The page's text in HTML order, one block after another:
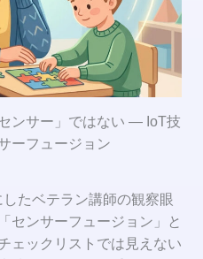
ンサー」ではない ― IoT技
ーフュージョン
たベテラン講師の観察眼
センサーフュージョン」と
ェックリストでは見えない